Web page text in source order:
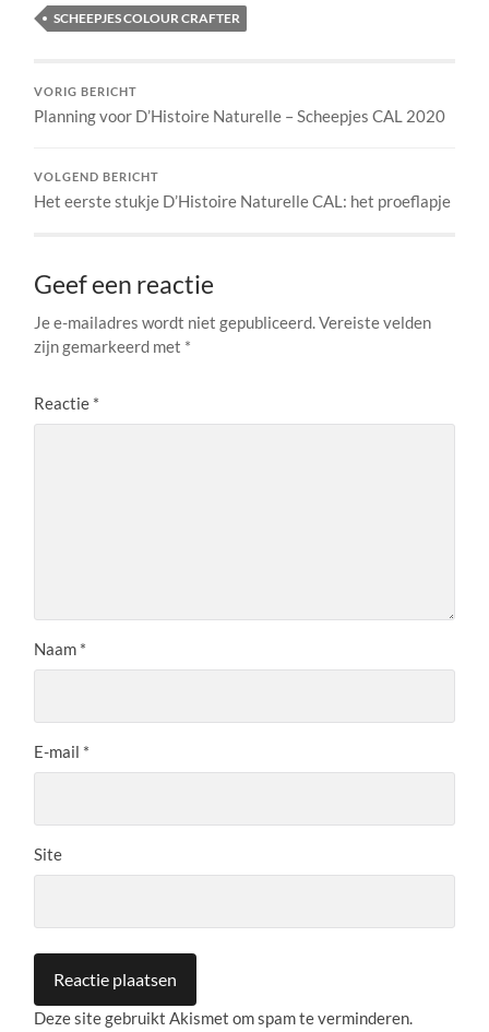
SCHEEPJES COLOUR CRAFTER
VORIG BERICHT
Planning voor D’Histoire Naturelle – Scheepjes CAL 2020
VOLGEND BERICHT
Het eerste stukje D’Histoire Naturelle CAL: het proeflapje
Geef een reactie
Je e-mailadres wordt niet gepubliceerd.Vereiste velden
zijn gemarkeerd met *
Reactie *
Naam *
E-mail *
Site
Deze site gebruikt Akismet om spam te verminderen.